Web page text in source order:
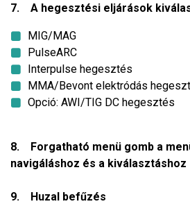
7. A hegesztési eljárások
MIG/MAG
PulseARC
Interpulse hegesztés
MMA/Bevont elektródás
Opció: AWI/TIG DC hegesztés
8. Forgatható menü gomb a
navigáláshoz és a kiválasztáshoz
9. Huzal befűzés